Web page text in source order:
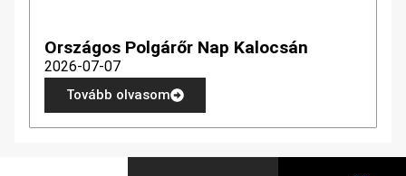
Országos Polgárőr Nap Kalocsán
2026-07-07
Tovább olvasom